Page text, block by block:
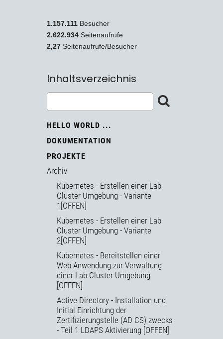
1.157.111 Besucher
2.622.934 Seitenaufrufe
2,27 Seitenaufrufe/Besucher
Inhaltsverzeichnis
HELLO WORLD ...
DOKUMENTATION
PROJEKTE
Archiv
Kubernetes - Erstellen einer Lab
Cluster Umgebung - Variante
1[OFFEN]
Kubernetes - Erstellen einer Lab
Cluster Umgebung - Variante
2[OFFEN]
Kubernetes - Bereitstellen einer
Web Anwendung zur Verwaltung
einer Lab Cluster Umgebung
[OFFEN]
Active Directory - Installation und
Initial Einrichtung der
Zertifizierungstelle (AD CS) zwecks
- Teil 1 LDAPS Aktivierung [OFFEN]